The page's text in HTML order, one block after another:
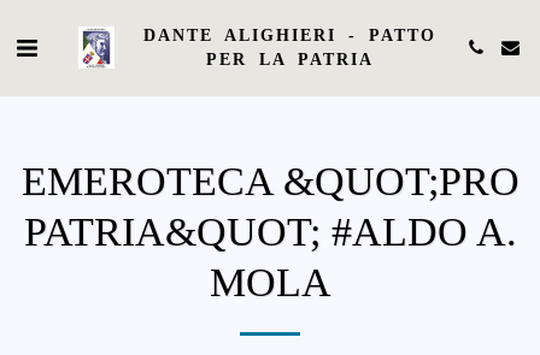
DANTE ALIGHIERI - PATTO
PER LA PATRIA
EMEROTECA &QUOT;PRO
PATRIA&QUOT; #ALDO A.
MOLA